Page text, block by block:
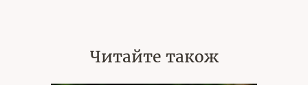
Читайте також